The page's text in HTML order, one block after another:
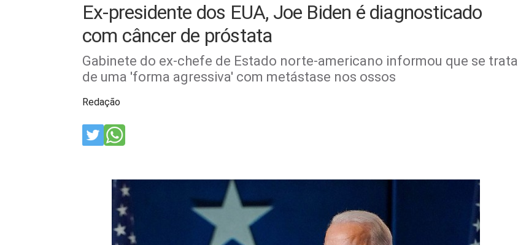
Ex-presidente dos EUA, Joe Biden é diagnosticado
com câncer de próstata
Gabinete do ex-chefe de Estado norte-americano informou que se trata
de uma 'forma agressiva' com metástase nos ossos
Redação